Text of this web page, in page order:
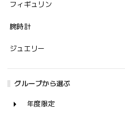
フィギュリン
腕時計
ジュエリー
グループから選ぶ
年度限定